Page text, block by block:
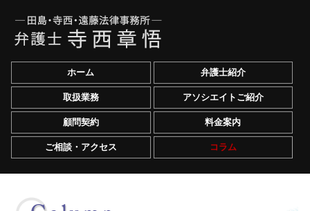
ホーム 弁護士紹介
取扱業務 アソシエイトご紹介
顧問契約 料金案内
ご相談・アクセス コラム